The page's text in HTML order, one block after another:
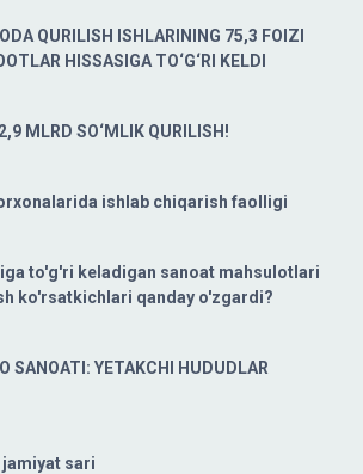
QURILISH ISHLARINING 75,3 FOIZI
HISSASIGA TO‘G‘RI KELDI
MLRD SO‘MLIK QURILISH!
ishlab chiqarish faolligi
to'g'ri keladigan sanoat mahsulotlari
ko'rsatkichlari qanday o'zgardi?
SANOATI: YETAKCHI HUDUDLAR
sari